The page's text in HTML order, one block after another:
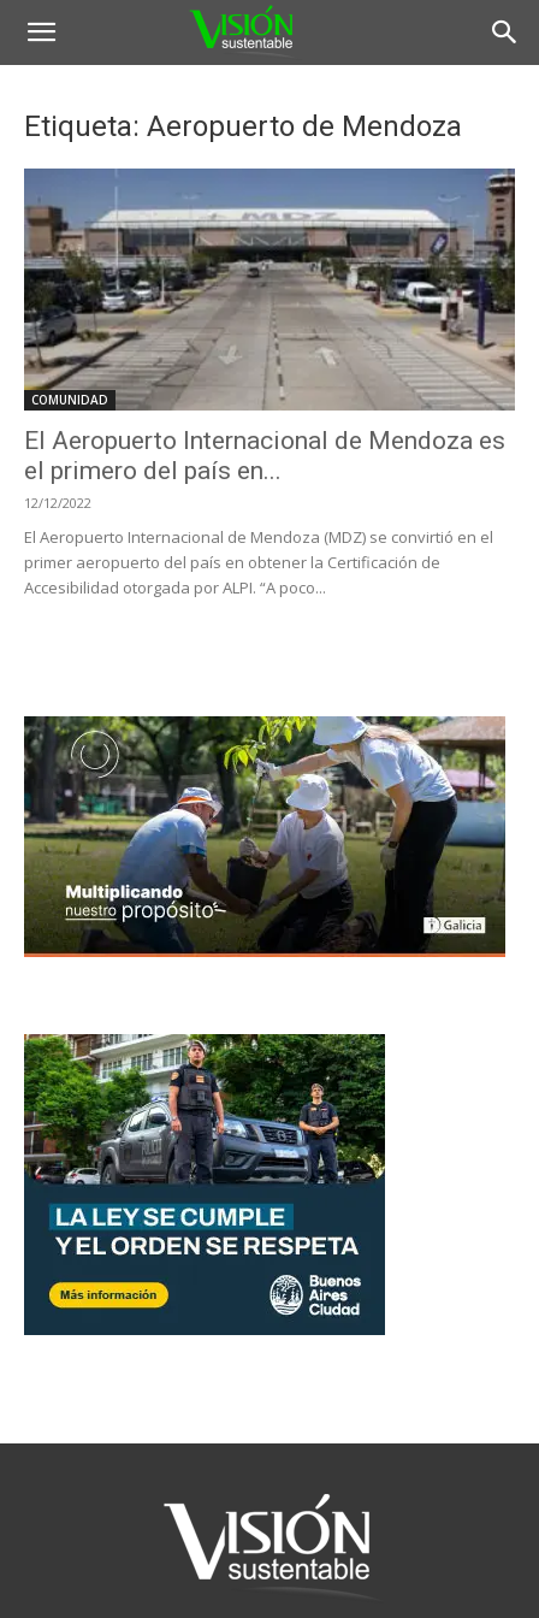
Etiqueta: Aeropuerto de Mendoza
COMUNIDAD
El Aeropuerto Internacional de Mendoza es
el primero del país en...
12/12/2022
El Aeropuerto Internacional de Mendoza (MDZ) se convirtió en el
primer aeropuerto del país en obtener la Certificación de
Accesibilidad otorgada por ALPI. “A poco...